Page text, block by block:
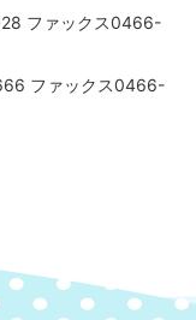
ァックス0466-
ファックス0466-